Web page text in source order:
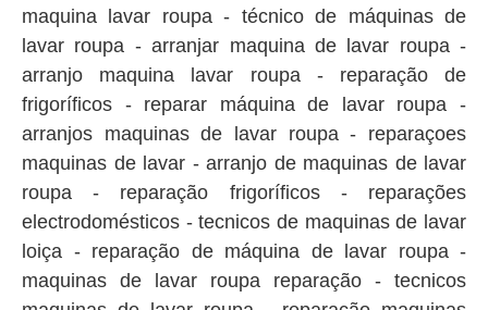
maquina lavar roupa - técnico de máquinas de
lavar roupa - arranjar maquina de lavar roupa -
arranjo maquina lavar roupa - reparação de
frigoríficos - reparar máquina de lavar roupa -
arranjos maquinas de lavar roupa - reparaçoes
maquinas de lavar - arranjo de maquinas de lavar
roupa - reparação frigoríficos - reparações
electrodomésticos - tecnicos de maquinas de lavar
loiça - reparação de máquina de lavar roupa -
maquinas de lavar roupa reparação - tecnicos